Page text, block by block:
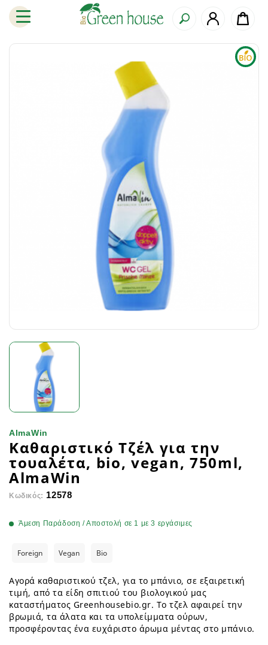
AlmaWin
Καθαριστικό Τζέλ για την
τουαλέτα, bio, vegan, 750ml,
AlmaWin
Κωδικός: 12578
Άμεση Παράδοση / Αποστολή σε 1 με 3 εργάσιμες
Foreign Vegan Bio
Αγορά καθαριστικού τζελ, για το μπάνιο, σε εξαιρετική
τιμή, από τα είδη σπιτιού του βιολογικού μας
καταστήματος Greenhousebio.gr. Το τζελ αφαιρεί την
βρωμιά, τα άλατα και τα υπολείμματα ούρων,
προσφέροντας ένα ευχάριστο άρωμα μέντας στο μπάνιο.